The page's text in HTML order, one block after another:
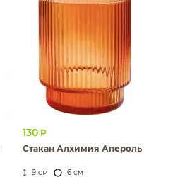
130 Р
Стакан Алхимия Апероль
9 см 6 см